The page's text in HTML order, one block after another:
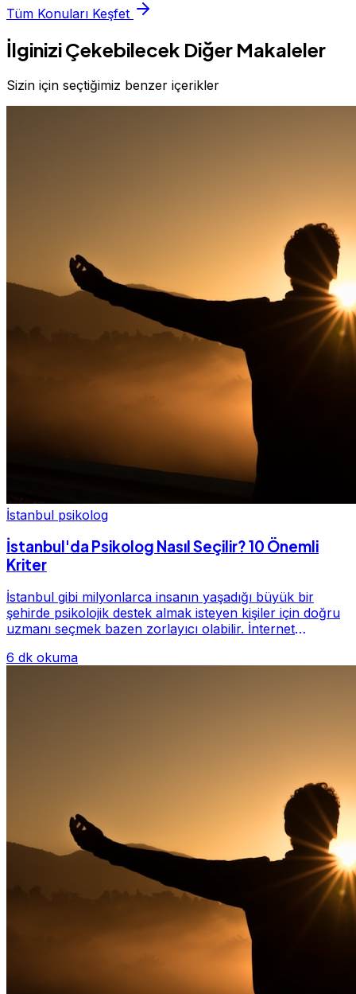
Tüm Konuları Keşfet
İlginizi Çekebilecek Diğer Makaleler
Sizin için seçtiğimiz benzer içerikler
İstanbul psikolog
İstanbul'da Psikolog Nasıl Seçilir? 10 Önemli
Kriter
İstanbul gibi milyonlarca insanın yaşadığı büyük bir
şehirde psikolojik destek almak isteyen kişiler için doğru
uzmanı seçmek bazen zorlayıcı olabilir. İnternet
6 dk okuma